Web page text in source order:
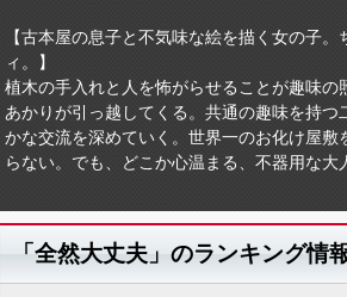
【古本屋の息子と不気味な絵を描く女の子
ィ。】
植木の手入れと人を怖がらせることが趣味
あかりが引っ越してくる。共通の趣味を持
かな交流を深めていく。世界一のお化け屋
らない。でも、どこか心温まる、不器用な大
「全然大丈夫」のランキング情